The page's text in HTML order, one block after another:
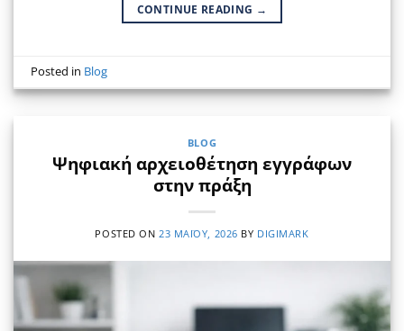
CONTINUE READING →
Posted in Blog
BLOG
Ψηφιακή αρχειοθέτηση εγγράφων
στην πράξη
POSTED ON 23 ΜΑΪ́ΟΥ, 2026 BY DIGIMARK